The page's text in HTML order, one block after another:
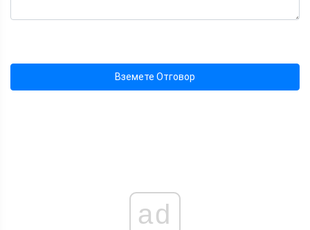
Вземете Отговор
ad